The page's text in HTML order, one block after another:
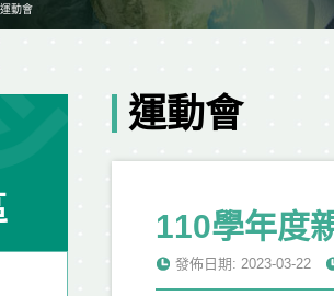
運動會
運動會
110學年度
發佈日期: 2023-03-22